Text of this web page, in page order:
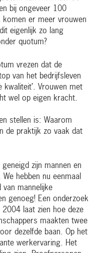
bij ongeveer 100
komen er meer vrouwen
eigenlijk zo lang
quotum?
vrezen dat de
van het bedrijfsleven
kwaliteit’. Vrouwen met
wel op eigen kracht.
stellen is: Waarom
de praktijk zo vaak dat
zijn mannen en
hebben nu eenmaal
mannelijke
genoeg! Een onderzoek
laat zien hoe deze
maakten twee
dezelfde baan. Op het
werkervaring. Het